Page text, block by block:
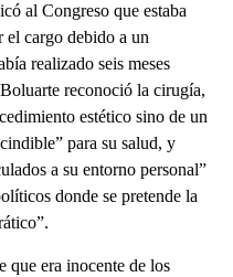
al Congreso que estaba
el cargo debido a un
realizado seis meses
reconoció la cirugía,
estético sino de un
para su salud, y
a su entorno personal”
donde se pretende la
que era inocente de los